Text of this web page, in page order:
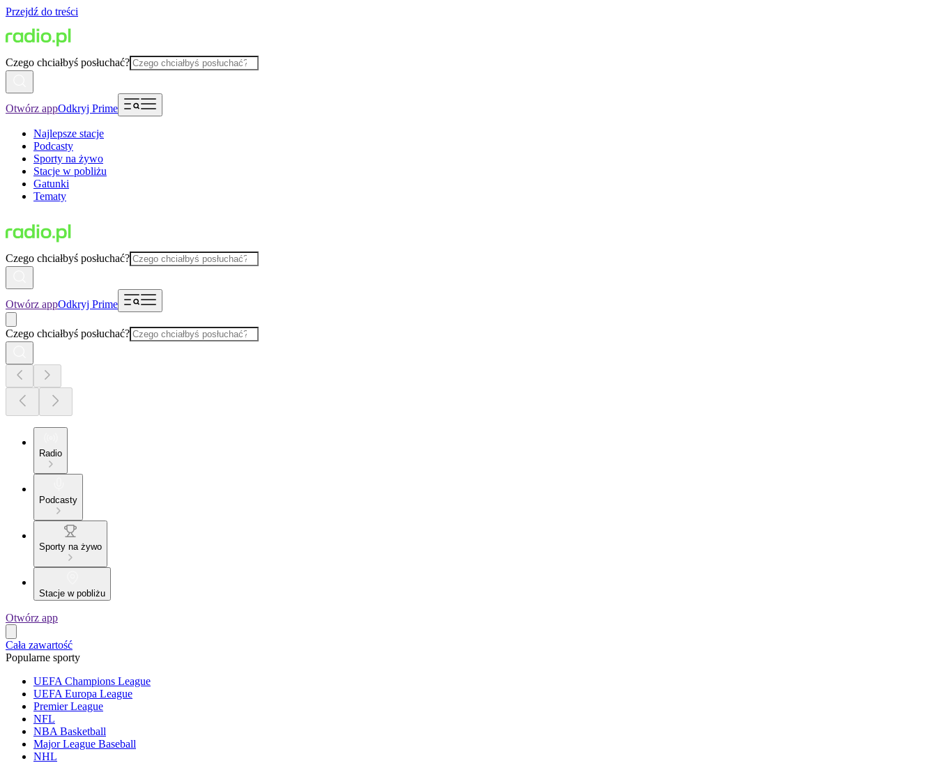
Przejdź do treści
Czego chciałbyś posłuchać?
Otwórz appOdkryj Prime
Najlepsze stacje
Podcasty
Sporty na żywo
Stacje w pobliżu
Gatunki
Tematy
Czego chciałbyś posłuchać?
Otwórz appOdkryj Prime
Czego chciałbyś posłuchać?
Radio
Podcasty
Sporty na żywo
Stacje w pobliżu
Otwórz app
Cała zawartość
Popularne sporty
UEFA Champions League
UEFA Europa League
Premier League
NFL
NBA Basketball
Major League Baseball
NHL